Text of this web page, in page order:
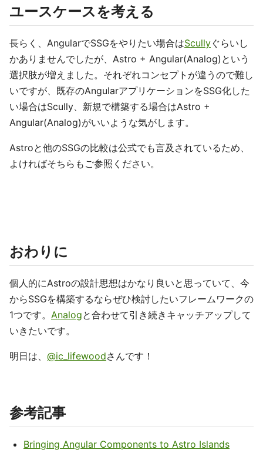
ユースケースを考える
長らく、AngularでSSGをやりたい場合はScullyぐらいし
かありませんでしたが、Astro + Angular(Analog)という
選択肢が増えました。それぞれコンセプトが違うので難し
いですが、既存のAngularアプリケーションをSSG化した
い場合はScully、新規で構築する場合はAstro +
Angular(Analog)がいいような気がします。
Astroと他のSSGの比較は公式でも言及されているため、
よければそちらもご参照ください。
おわりに
個人的にAstroの設計思想はかなり良いと思っていて、今
からSSGを構築するならぜひ検討したいフレームワークの
1つです。 Analogと合わせて引き続きキャッチアップして
いきたいです。
明日は、 @ic_lifewoodさんです！
参考記事
Bringing Angular Components to Astro Islands